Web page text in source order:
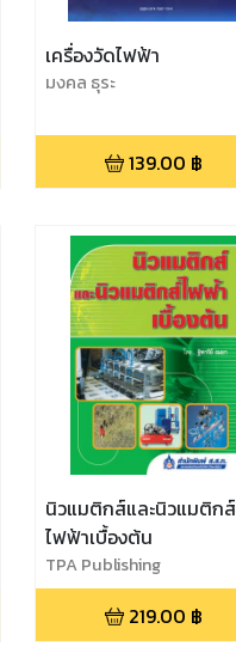
เครื่องวัดไฟฟ้า
มงคล ธุระ
139.00 ฿
นิวแมติกส์และนิวแมติกส์
ไฟฟ้าเบื้องต้น
TPA Publishing
219.00 ฿